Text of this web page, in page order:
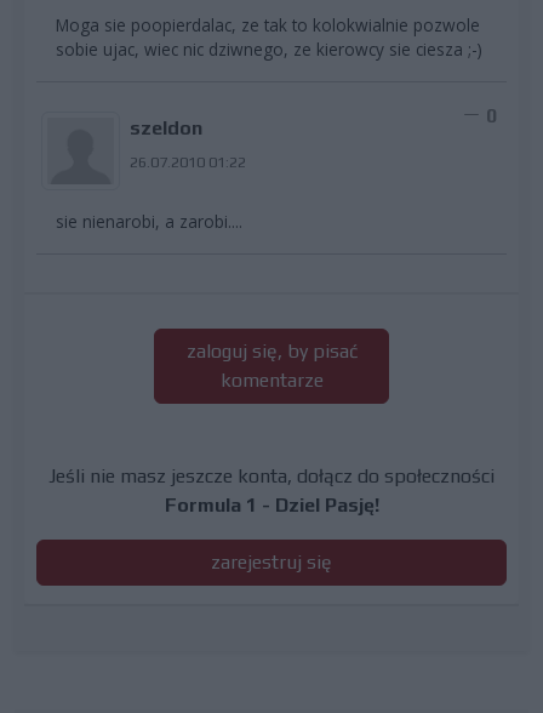
Moga sie poopierdalac, ze tak to kolokwialnie pozwole
sobie ujac, wiec nic dziwnego, ze kierowcy sie ciesza ;-)
szeldon
26.07.2010 01:22
0
sie nienarobi, a zarobi....
zaloguj się, by pisać
komentarze
Jeśli nie masz jeszcze konta, dołącz do społeczności
Formula 1 - Dziel Pasję!
zarejestruj się